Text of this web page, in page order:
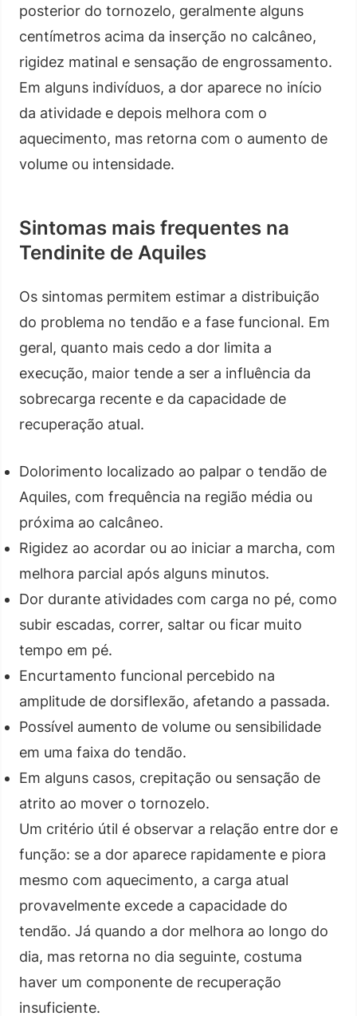
posterior do tornozelo, geralmente alguns
centímetros acima da inserção no calcâneo,
rigidez matinal e sensação de engrossamento.
Em alguns indivíduos, a dor aparece no início
da atividade e depois melhora com o
aquecimento, mas retorna com o aumento de
volume ou intensidade.
Sintomas mais frequentes na
Tendinite de Aquiles
Os sintomas permitem estimar a distribuição
do problema no tendão e a fase funcional. Em
geral, quanto mais cedo a dor limita a
execução, maior tende a ser a influência da
sobrecarga recente e da capacidade de
recuperação atual.
Dolorimento localizado ao palpar o tendão de
Aquiles, com frequência na região média ou
próxima ao calcâneo.
Rigidez ao acordar ou ao iniciar a marcha, com
melhora parcial após alguns minutos.
Dor durante atividades com carga no pé, como
subir escadas, correr, saltar ou ficar muito
tempo em pé.
Encurtamento funcional percebido na
amplitude de dorsiflexão, afetando a passada.
Possível aumento de volume ou sensibilidade
em uma faixa do tendão.
Em alguns casos, crepitação ou sensação de
atrito ao mover o tornozelo.
Um critério útil é observar a relação entre dor e
função: se a dor aparece rapidamente e piora
mesmo com aquecimento, a carga atual
provavelmente excede a capacidade do
tendão. Já quando a dor melhora ao longo do
dia, mas retorna no dia seguinte, costuma
haver um componente de recuperação
insuficiente.